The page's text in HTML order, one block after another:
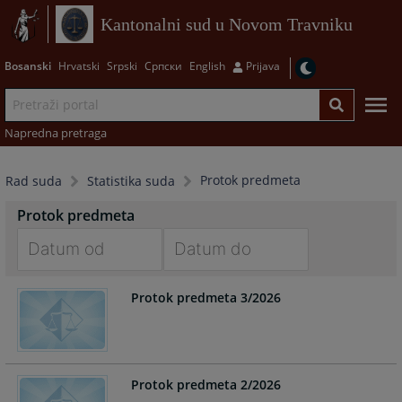
Kantonalni sud u Novom Travniku
Bosanski Hrvatski Srpski Српски English Prijava
Napredna pretraga
Rad suda Statistika suda Protok predmeta
Protok predmeta
forward
interact
with
the
calendar
forward
the
calendar
Protok predmeta 3/2026
Protok predmeta 2/2026